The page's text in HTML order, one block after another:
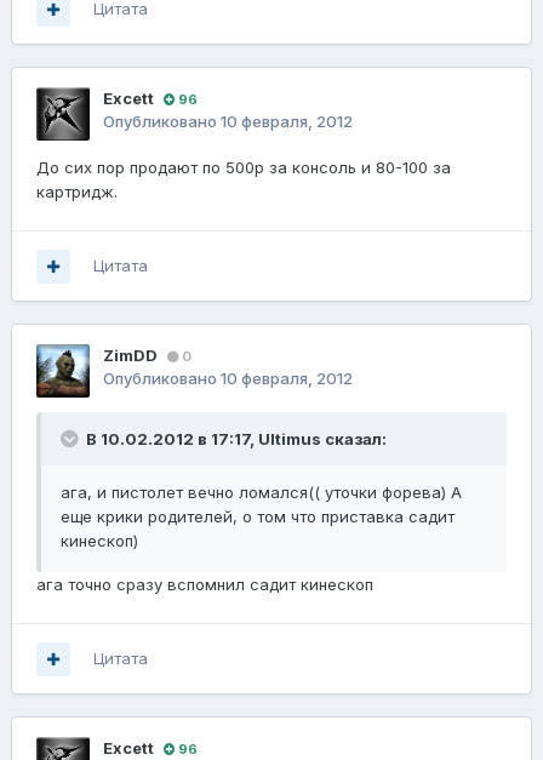
Цитата
Excett 96
Опубликовано 10 февраля, 2012
До сих пор продают по 500р за консоль и 80-100 за
картридж.
Цитата
ZimDD 0
Опубликовано 10 февраля, 2012
В 10.02.2012 в 17:17, Ultimus сказал:
ага, и пистолет вечно ломался(( уточки форева) А
еще крики родителей, о том что приставка садит
кинескоп)
ага точно сразу вспомнил садит кинескоп
Цитата
Excett 96